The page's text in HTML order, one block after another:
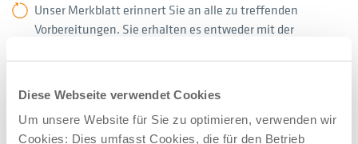
Diese Webseite verwendet Cookies
Um unsere Website für Sie zu optimieren, verwenden wir
Cookies: Dies umfasst Cookies, die für den Betrieb
Unser Merkblatt erinnert Sie an alle zu treffenden
Vorbereitungen. Sie erhalten es entweder mit der
informiert.
Die Einhaltung der Vorbereitungen garantiert einen
reibungslosen Ablauf und sorgt für die bestmögliche
diagnostische Aussagekraft.